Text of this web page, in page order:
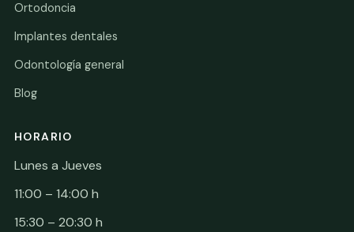
Ortodoncia
Implantes dentales
Odontología general
Blog
HORARIO
Lunes a Jueves
11:00 – 14:00 h
15:30 – 20:30 h